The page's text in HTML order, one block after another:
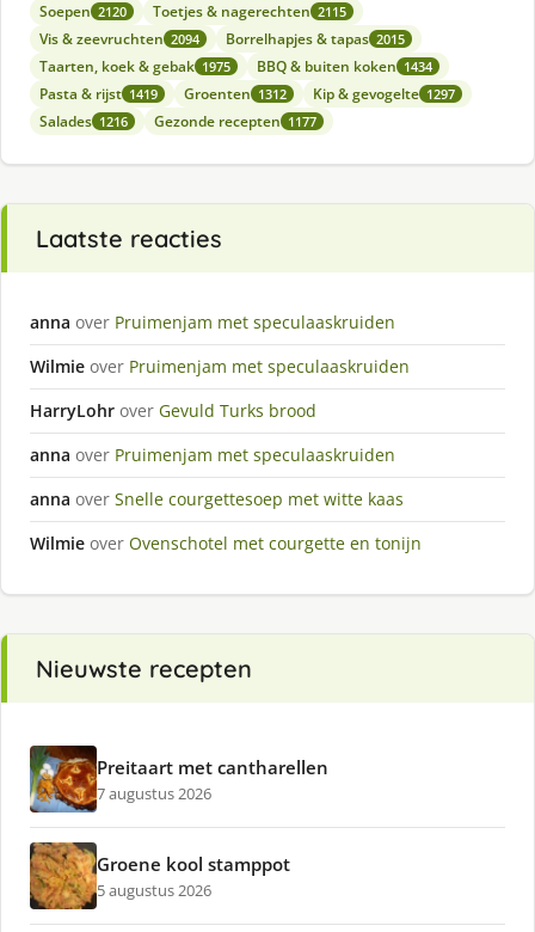
Soepen 2120 Toetjes & nagerechten 2115
Vis & zeevruchten 2094 Borrelhapjes & tapas 2015
Taarten, koek & gebak 1975 BBQ & buiten koken 1434
Pasta & rijst 1419 Groenten 1312 Kip & gevogelte 1297
Salades 1216 Gezonde recepten 1177
Laatste reacties
anna over Pruimenjam met speculaaskruiden
Wilmie over Pruimenjam met speculaaskruiden
HarryLohr over Gevuld Turks brood
anna over Pruimenjam met speculaaskruiden
anna over Snelle courgettesoep met witte kaas
Wilmie over Ovenschotel met courgette en tonijn
Nieuwste recepten
Preitaart met cantharellen
7 augustus 2026
Groene kool stamppot
5 augustus 2026